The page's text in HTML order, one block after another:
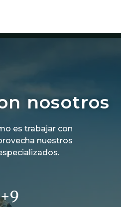
nosotros
es trabajar con
nuestros
+9